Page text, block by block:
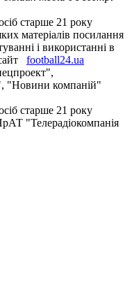
старше 21 року
матеріалів посилання
і використанні в
football24.ua
"Новини компаній"
старше 21 року
"Телерадіокомпанія